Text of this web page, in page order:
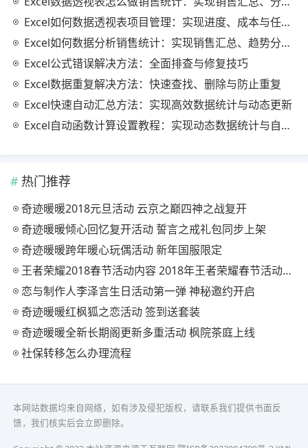
Excel如何数据透视表项目管理：实现进度、成本与任务的高效分析
Excel如何数据分析销售统计：实现销售汇总、趋势分析与业绩优化
Excel公式错误解决方法：全面排查与修复技巧
Excel数据重复解决方法：快速查找、删除与防止重复
Excel快速自动汇总方法：实现高效数据统计与动态更新
Excel自动函数计算设置教程：实现动态数据统计与自动更新
热门推荐
奇迹暖暖2018元旦活动 云京之巅四神之战复开
奇迹暖暖倾心回忆复开活动 誓言之戒礼包同步上架
奇迹暖暖跨年暖心玩偶活动 新年国服限定
王者荣耀2018春节活动内容 2018年王者荣耀春节活动大全
恋与制作人李泽言生日活动第一弹 神秘邀约开启
奇迹暖暖红枫狐之恋活动 签到送套装
奇迹暖暖全新长期阁更新多重活动 枫院茶庭上线
社保转移怎么办理流程
本网站数据均来自网络，如有涉及侵犯版权，请联系我们提供书面反
馈，我们核实后会立即删除。